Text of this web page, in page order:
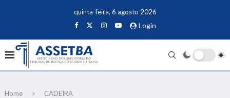
quinta-feira, 6 agosto 2026
Login
Home CADEIRA